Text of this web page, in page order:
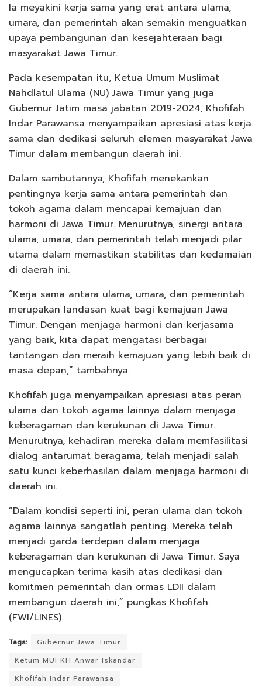
Ia meyakini kerja sama yang erat antara ulama,
umara, dan pemerintah akan semakin menguatkan
upaya pembangunan dan kesejahteraan bagi
masyarakat Jawa Timur.
Pada kesempatan itu, Ketua Umum Muslimat
Nahdlatul Ulama (NU) Jawa Timur yang juga
Gubernur Jatim masa jabatan 2019-2024, Khofifah
Indar Parawansa menyampaikan apresiasi atas kerja
sama dan dedikasi seluruh elemen masyarakat Jawa
Timur dalam membangun daerah ini.
Dalam sambutannya, Khofifah menekankan
pentingnya kerja sama antara pemerintah dan
tokoh agama dalam mencapai kemajuan dan
harmoni di Jawa Timur. Menurutnya, sinergi antara
ulama, umara, dan pemerintah telah menjadi pilar
utama dalam memastikan stabilitas dan kedamaian
di daerah ini.
“Kerja sama antara ulama, umara, dan pemerintah
merupakan landasan kuat bagi kemajuan Jawa
Timur. Dengan menjaga harmoni dan kerjasama
yang baik, kita dapat mengatasi berbagai
tantangan dan meraih kemajuan yang lebih baik di
masa depan,” tambahnya.
Khofifah juga menyampaikan apresiasi atas peran
ulama dan tokoh agama lainnya dalam menjaga
keberagaman dan kerukunan di Jawa Timur.
Menurutnya, kehadiran mereka dalam memfasilitasi
dialog antarumat beragama, telah menjadi salah
satu kunci keberhasilan dalam menjaga harmoni di
daerah ini.
“Dalam kondisi seperti ini, peran ulama dan tokoh
agama lainnya sangatlah penting. Mereka telah
menjadi garda terdepan dalam menjaga
keberagaman dan kerukunan di Jawa Timur. Saya
mengucapkan terima kasih atas dedikasi dan
komitmen pemerintah dan ormas LDII dalam
membangun daerah ini,” pungkas Khofifah.
(FWI/LINES)
Tags:
Gubernur Jawa Timur
Ketum MUI KH Anwar Iskandar
Khofifah Indar Parawansa